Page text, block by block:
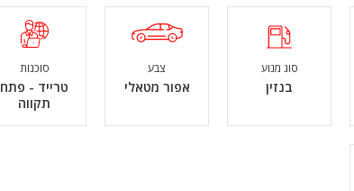
סוג מנוע
בנזין
צבע
אפור מטאלי
סוכנות
טרייד - פתח
תקווה